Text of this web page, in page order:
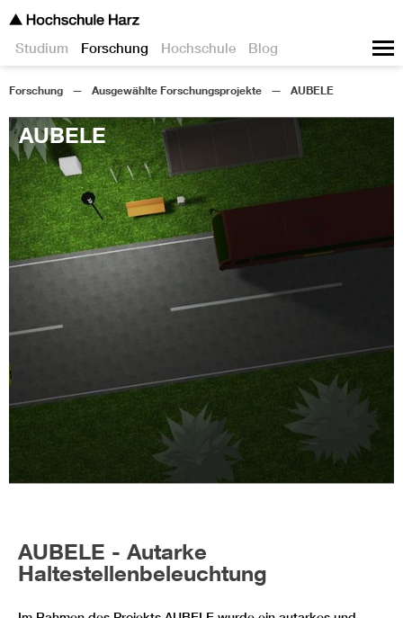
Studium Forschung Hochschule Blog
Forschung Ausgewählte Forschungsprojekte AUBELE
AUBELE
AUBELE - Autarke
Haltestellenbeleuchtung